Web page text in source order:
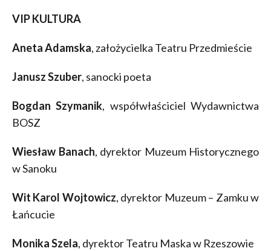
VIP KULTURA
Aneta Adamska, założycielka Teatru Przedmieście
Janusz Szuber, sanocki poeta
Bogdan Szymanik, współwłaściciel Wydawnictwa
BOSZ
Wiesław Banach, dyrektor Muzeum Historycznego
w Sanoku
Wit Karol Wojtowicz, dyrektor Muzeum – Zamku w
Łańcucie
Monika Szela, dyrektor Teatru Maska w Rzeszowie